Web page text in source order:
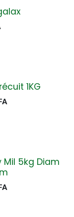
1KG
Mil 5kg Diam